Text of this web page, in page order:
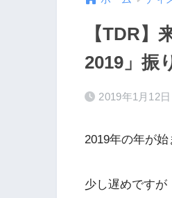
【TDR】
2019」振
2019年1月12日
2019年の年が始
少し遅めですが